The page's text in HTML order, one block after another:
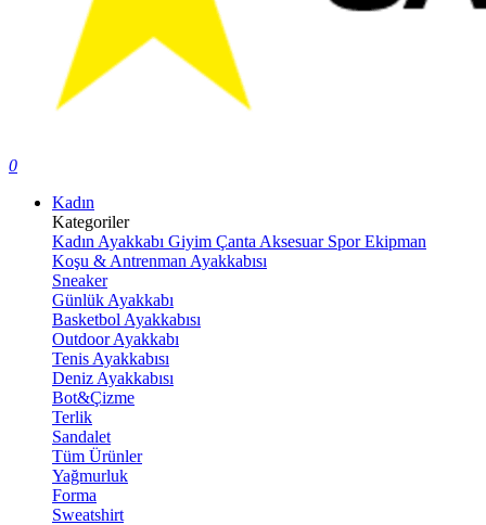
0
Kadın
Kategoriler
Kadın Ayakkabı Giyim Çanta Aksesuar Spor Ekipman
Koşu & Antrenman Ayakkabısı
Sneaker
Günlük Ayakkabı
Basketbol Ayakkabısı
Outdoor Ayakkabı
Tenis Ayakkabısı
Deniz Ayakkabısı
Bot&Çizme
Terlik
Sandalet
Tüm Ürünler
Yağmurluk
Forma
Sweatshirt